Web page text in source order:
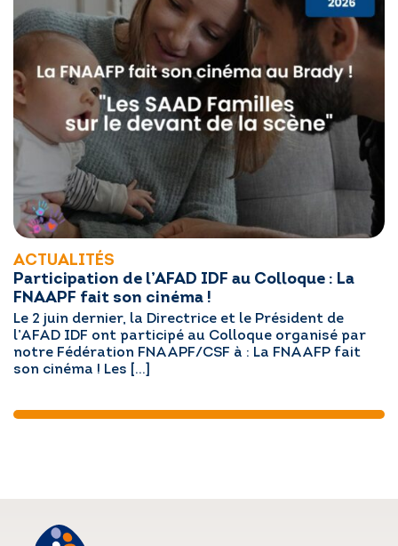
ACTUALITÉS
Participation de l’AFAD IDF au Colloque : La
FNAAPF fait son cinéma !
Le 2 juin dernier, la Directrice et le Président de
l’AFAD IDF ont participé au Colloque organisé par
notre Fédération FNAAPF/CSF à : La FNAAFP fait
son cinéma ! Les […]